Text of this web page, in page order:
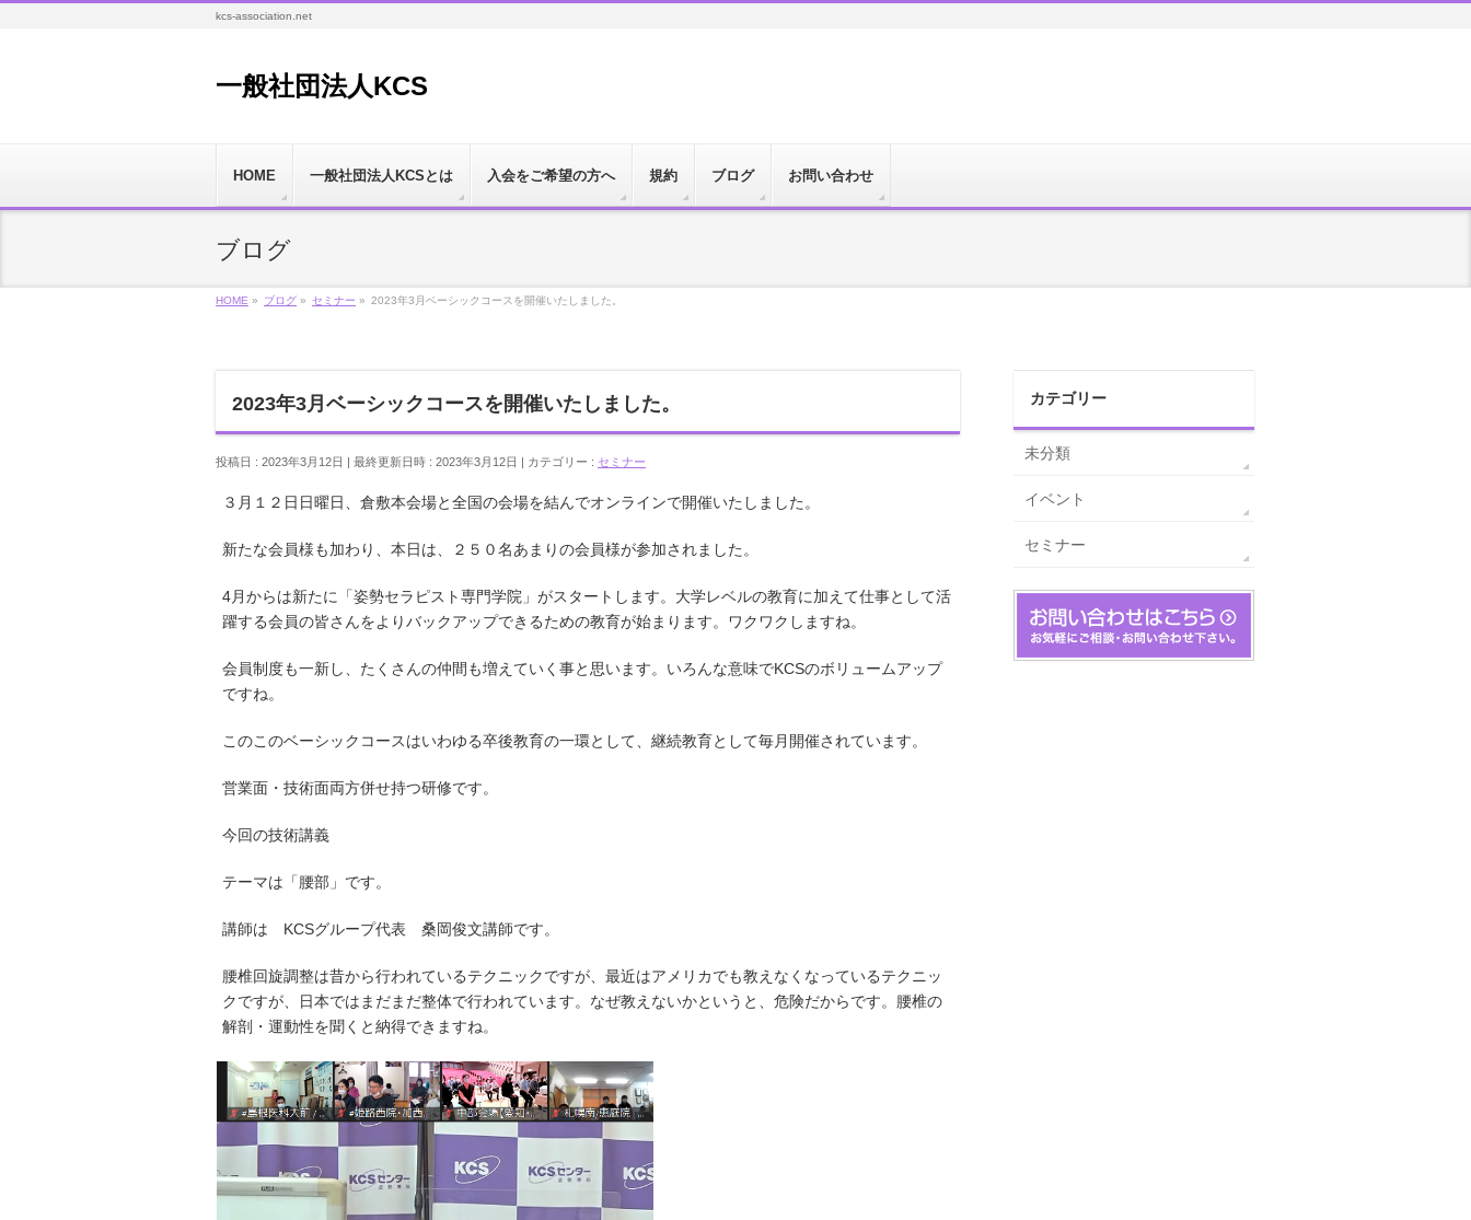
kcs-association.net
一般社団法人KCS
HOME 一般社団法人KCSとは 入会をご希望の方へ 規約 ブログ お問い合わせ
ブログ
HOME » ブログ » セミナー » 2023年3月ベーシックコースを開催いたしました。
2023年3月ベーシックコースを開催いたしました。
投稿日 : 2023年3月12日 最終更新日時 : 2023年3月12日 カテゴリー : セミナー
３月１２日日曜日、倉敷本会場と全国の会場を結んでオンラインで開催いたしました。
新たな会員様も加わり、本日は、２５０名あまりの会員様が参加されました。
4月からは新たに「姿勢セラピスト専門学院」がスタートします。大学レベルの教育に加えて仕事として活
躍する会員の皆さんをよりバックアップできるための教育が始まります。ワクワクしますね。
会員制度も一新し、たくさんの仲間も増えていく事と思います。いろんな意味でKCSのボリュームアップ
ですね。
このこのベーシックコースはいわゆる卒後教育の一環として、継続教育として毎月開催されています。
営業面・技術面両方併せ持つ研修です。
今回の技術講義
テーマは「腰部」です。
講師は KCSグループ代表 桑岡俊文講師です。
腰椎回旋調整は昔から行われているテクニックですが、最近はアメリカでも教えなくなっているテクニッ
クですが、日本ではまだまだ整体で行われています。なぜ教えないかというと、危険だからです。腰椎の
解剖・運動性を聞くと納得できますね。
カテゴリー
未分類
イベント
セミナー